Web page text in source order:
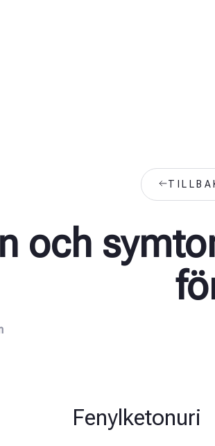
och
Fenylketonuri